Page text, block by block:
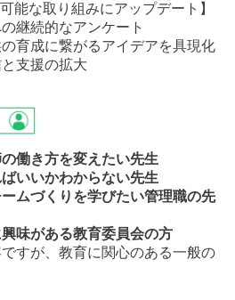
能な取り組みにアップデート】
継続的なアンケート
育成に繋がるアイデアを具現化
支援の拡大
働き方を変えたい先生
いいかわからない先生
ムづくりを学びたい管理職の先
味がある教育委員会の方
すが、教育に関心のある一般の